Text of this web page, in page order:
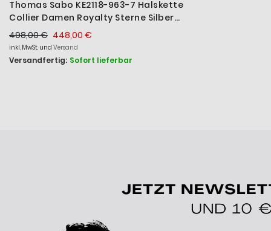
Thomas Sabo KE2118-963-7 Halskette
Collier Damen Royalty Sterne Silber
Vergoldet448,00 €
498,00 €
inkl. MwSt. und Versand
Versandfertig: Sofort lieferbar